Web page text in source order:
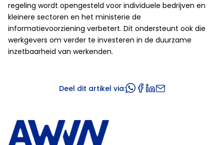
regeling wordt opengesteld voor individuele bedrijven en
kleinere sectoren en het ministerie de
informatievoorziening verbetert. Dit ondersteunt ook die
werkgevers om verder te investeren in de duurzame
inzetbaarheid van werkenden.
Deel dit artikel via: